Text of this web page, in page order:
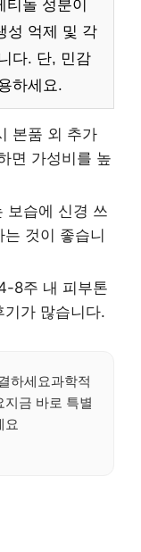
놀 성분이
성 억제 및 각
다. 단, 민감
하세요.
본품 외 추가
면 가성비를 높
보습에 신경 쓰
것이 좋습니
8주 내 피부톤
가 많습니다.
하세요과학적
금 바로 특별
요